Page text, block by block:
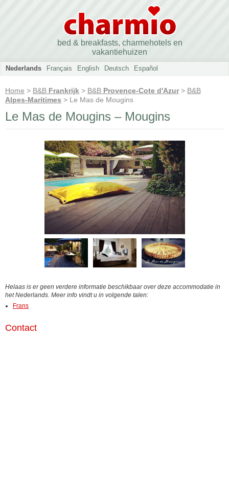
bed & breakfasts, charmehotels en
vakantiehuizen
Nederlands Français English Deutsch Español
Home > B&B Frankrijk > B&B Provence-Cote d'Azur> B&B
Alpes-Maritimes > Le Mas de Mougins
Le Mas de Mougins – Mougins
Helaas is er geen verdere informatie beschikbaar over deze accommodatie in
het Nederlands. Meer info vindt u in volgende talen:
Frans
Contact